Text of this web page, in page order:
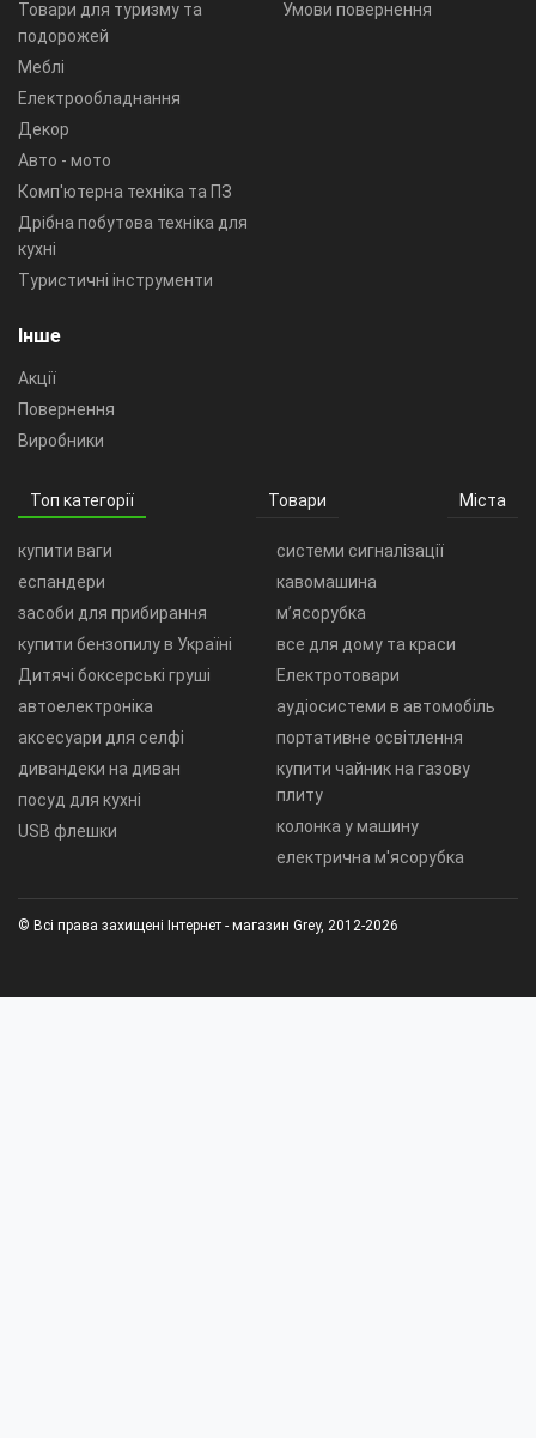
Товари для туризму та
подорожей
Меблі
Електрообладнання
Декор
Авто - мото
Комп'ютерна техніка та ПЗ
Дрібна побутова техніка для
кухні
Туристичні інструменти
Умови повернення
Інше
Акції
Повернення
Виробники
Топ категорії Товари Міста
купити ваги
еспандери
засоби для прибирання
купити бензопилу в Україні
Дитячі боксерські груші
автоелектроніка
аксесуари для селфі
дивандеки на диван
посуд для кухні
USB флешки
системи сигналізації
кавомашина
м’ясорубка
все для дому та краси
Електротовари
аудіосистеми в автомобіль
портативне освітлення
купити чайник на газову
плиту
колонка у машину
електрична м'ясорубка
© Всі права захищені Інтернет - магазин Grey, 2012-2026